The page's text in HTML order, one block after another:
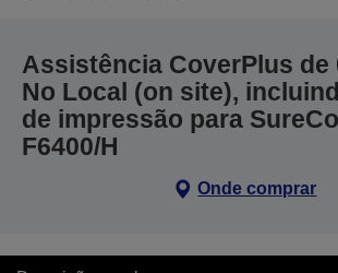
Assistência CoverPlus de
No Local (on site),
de impressão para
F6400/H
Onde comprar